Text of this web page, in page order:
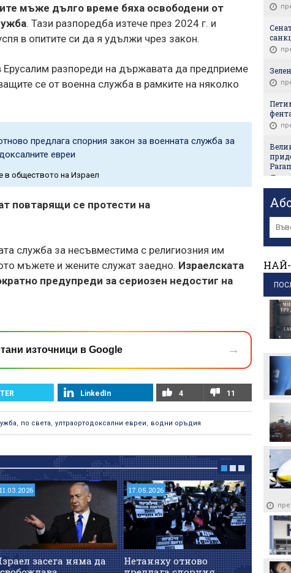
мъже дълго време бяха освободени от
. Тази разпоредба изтече през 2024 г. и
в опитите си да я удължи чрез закон.
Ерусалим разпореди на държавата да предприеме
се от военна служба в рамките на няколко
предлага спорния закон за военната служба за
евреи
в обществото на Израел
повтарящи се протести на
служба за несъвместима с религиозния им
мъжете и жените служат заедно. Израелската
предупреди за сериозен недостиг на
източници в Google →
LinkedIn 4 11
, по света, ултраортодоксални евреи, водни оръдия
11.03.2026
засега няма да
17.05.2026
Нетаняху отново